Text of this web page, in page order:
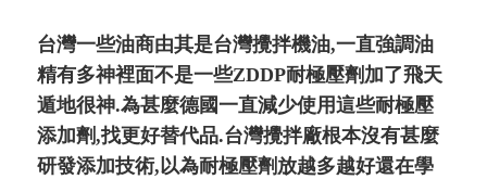
台灣一些油商由其是台灣攪拌機油,一直強調油
精有多神裡面不是一些ZDDP耐極壓劑加了飛天
遁地很神.為甚麼德國一直減少使用這些耐極壓
添加劑,找更好替代品.台灣攪拌廠根本沒有甚麼
研發添加技術,以為耐極壓劑放越多越好還在學